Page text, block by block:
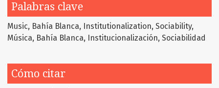
Palabras clave
Music Bahía Blanca Institutionalization Sociability
Música Bahía Blanca Institucionalización Sociabilidad
Cómo citar